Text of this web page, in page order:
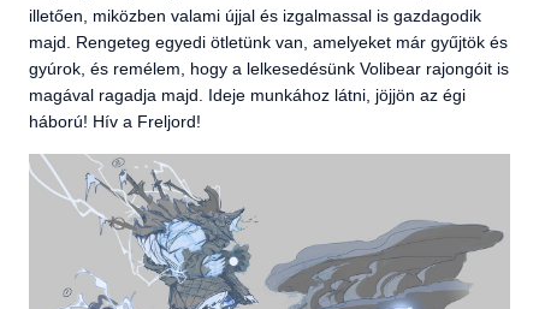
illetően, miközben valami újjal és izgalmassal is gazdagodik
majd. Rengeteg egyedi ötletünk van, amelyeket már gyűjtök és
gyúrok, és remélem, hogy a lelkesedésünk Volibear rajongóit is
magával ragadja majd. Ideje munkához látni, jöjjön az égi
háború! Hív a Freljord!